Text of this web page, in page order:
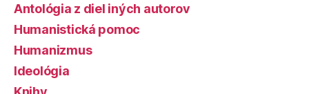
Antológia z diel iných autorov
Humanistická pomoc
Humanizmus
Ideológia